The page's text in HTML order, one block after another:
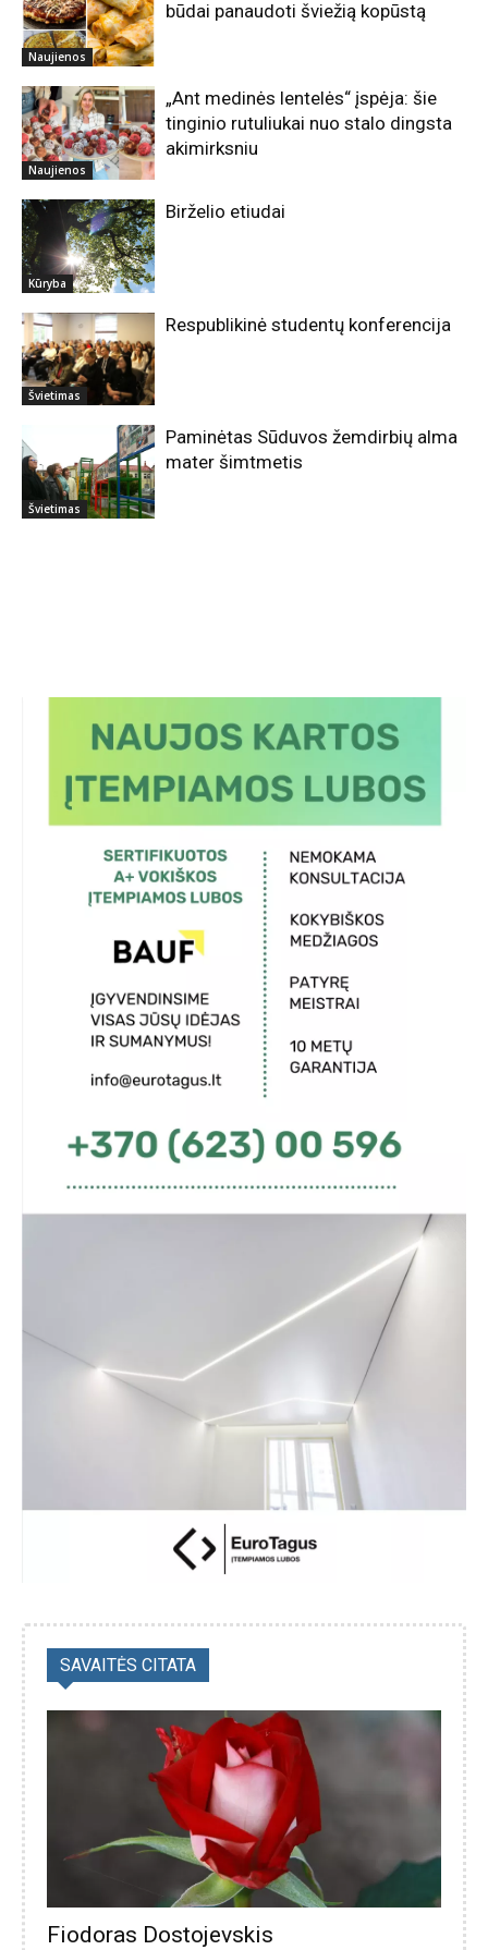
Naujienos
būdai panaudoti šviežią kopūstą
Naujienos
„Ant medinės lentelės“ įspėja: šie
tinginio rutuliukai nuo stalo dingsta
akimirksniu
Kūryba
Birželio etiudai
Švietimas
Respublikinė studentų konferencija
Švietimas
Paminėtas Sūduvos žemdirbių alma
mater šimtmetis
SAVAITĖS CITATA
Fiodoras Dostojevskis